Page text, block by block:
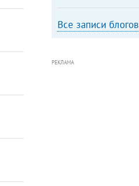
Все записи блогов
РЕКЛАМА